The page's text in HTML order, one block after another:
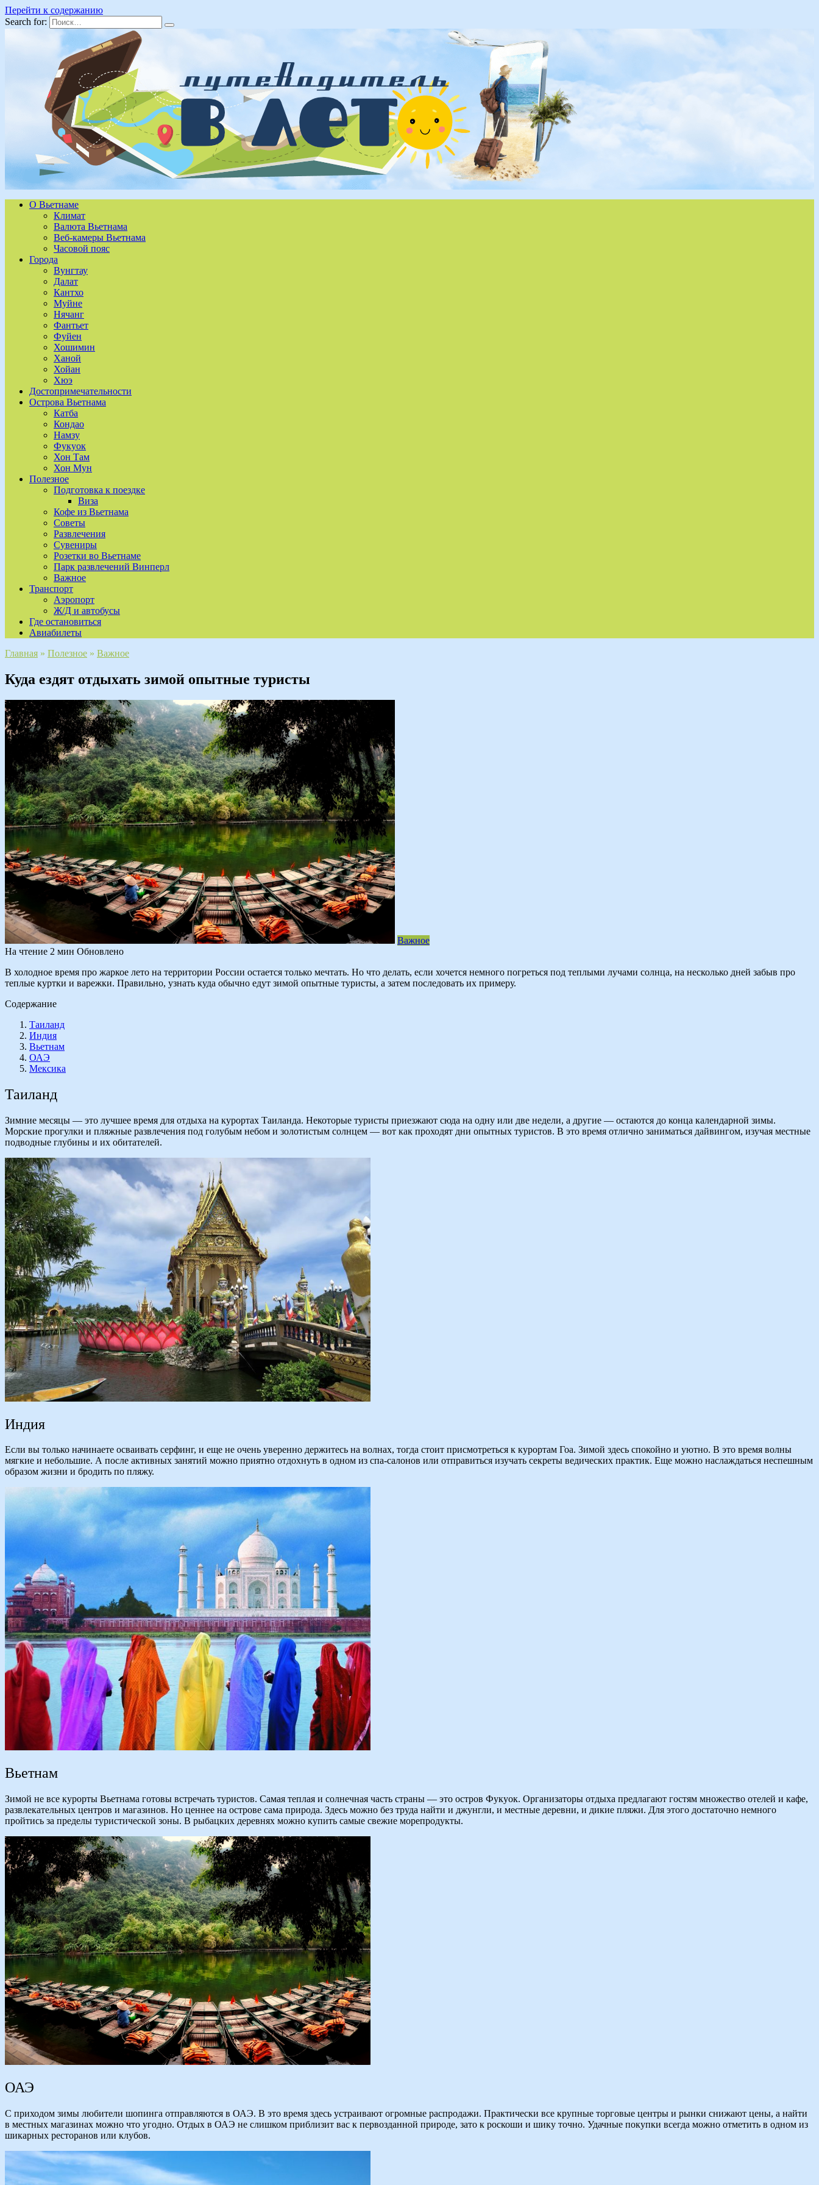
Перейти к содержанию
Search for:
О Вьетнаме
Климат
Валюта Вьетнама
Веб-камеры Вьетнама
Часовой пояс
Города
Вунгтау
Далат
Кантхо
Муйне
Нячанг
Фантьет
Фуйен
Хошимин
Ханой
Хойан
Хюэ
Достопримечательности
Острова Вьетнама
Катба
Кондао
Намзу
Фукуок
Хон Там
Хон Мун
Полезное
Подготовка к поездке
Виза
Кофе из Вьетнама
Советы
Развлечения
Сувениры
Розетки во Вьетнаме
Парк развлечений Винперл
Важное
Транспорт
Аэропорт
Ж/Д и автобусы
Где остановиться
Авиабилеты
Главная » Полезное » Важное
Куда ездят отдыхать зимой опытные туристы
Важное
На чтение 2 мин Обновлено
В холодное время про жаркое лето на территории России остается только мечтать. Но что делать, если хочется немного погреться под теплыми лучами солнца, на несколько дней забыв про
теплые куртки и варежки. Правильно, узнать куда обычно едут зимой опытные туристы, а затем последовать их примеру.
Содержание
Таиланд
Индия
Вьетнам
ОАЭ
Мексика
Таиланд
Зимние месяцы — это лучшее время для отдыха на курортах Таиланда. Некоторые туристы приезжают сюда на одну или две недели, а другие — остаются до конца календарной зимы.
Морские прогулки и пляжные развлечения под голубым небом и золотистым солнцем — вот как проходят дни опытных туристов. В это время отлично заниматься дайвингом, изучая местные
подводные глубины и их обитателей.
Индия
Если вы только начинаете осваивать серфинг, и еще не очень уверенно держитесь на волнах, тогда стоит присмотреться к курортам Гоа. Зимой здесь спокойно и уютно. В это время волны
мягкие и небольшие. А после активных занятий можно приятно отдохнуть в одном из спа-салонов или отправиться изучать секреты ведических практик. Еще можно наслаждаться неспешным
образом жизни и бродить по пляжу.
Вьетнам
Зимой не все курорты Вьетнама готовы встречать туристов. Самая теплая и солнечная часть страны — это остров Фукуок. Организаторы отдыха предлагают гостям множество отелей и кафе,
развлекательных центров и магазинов. Но ценнее на острове сама природа. Здесь можно без труда найти и джунгли, и местные деревни, и дикие пляжи. Для этого достаточно немного
пройтись за пределы туристической зоны. В рыбацких деревнях можно купить самые свежие морепродукты.
ОАЭ
С приходом зимы любители шопинга отправляются в ОАЭ. В это время здесь устраивают огромные распродажи. Практически все крупные торговые центры и рынки снижают цены, а найти
в местных магазинах можно что угодно. Отдых в ОАЭ не слишком приблизит вас к первозданной природе, зато к роскоши и шику точно. Удачные покупки всегда можно отметить в одном из
шикарных ресторанов или клубов.